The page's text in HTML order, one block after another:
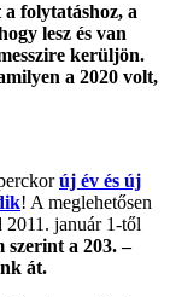
folytatáshoz, a
lesz és van
kerüljön.
a 2020 volt,
új év és új
! A meglehetősen
2011. január 1-től
szerint a 203. –
át.